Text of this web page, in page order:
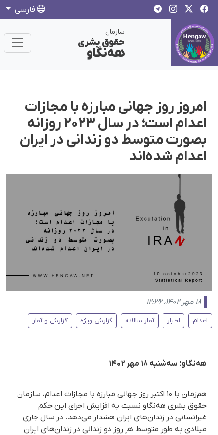
فارسی
سازمان
حقوق بشری
هەنگاو
امروز روز جهانی مبارزه با مجازات
اعدام است؛ در سال ۲۰۲۳ روزانه
بصورت متوسط دو زندانی در ایران
اعدام شده‌اند
۱۸ مهر ۱۴۰۲، ۱۲:۳۲
اعدام اخبار آمار سالانه گزارش ویژه گزارش و آمار
هه‌نگاو؛ سه‌شنبه ۱۸ مهر ۱۴۰۲
هم‌زمان با ۱۰ اکتبر روز جهانی مبارزه با مجازات اعدام، سازمان
حقوق بشری هه‌نگاو نسبت به افزایش اجرای این حکم
غیرانسانی در زندان‌های ایران هشدار می‌دهد. در سال جاری
میلادی به طور متوسط هر روز دو زندانی در زندان‌های ایران